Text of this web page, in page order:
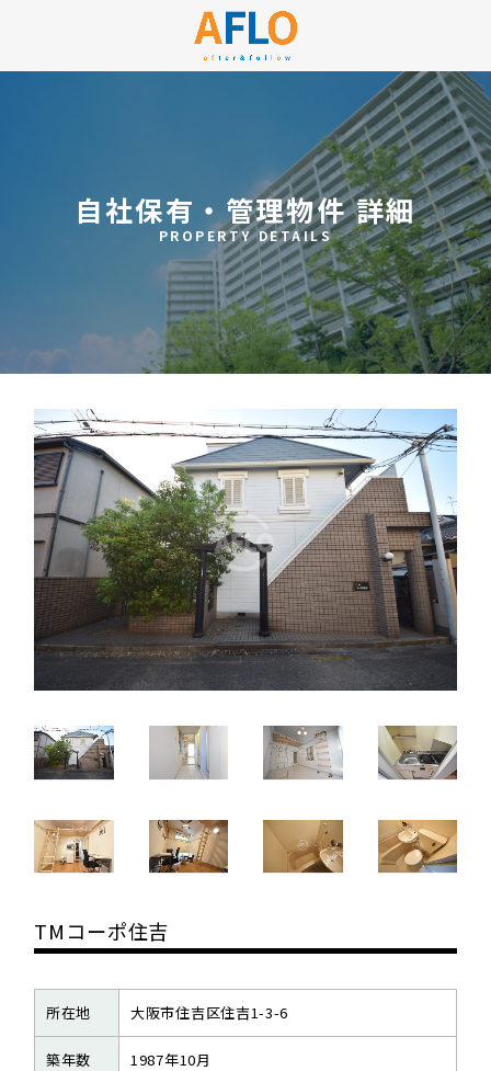
自社保有・管理物件 詳細
PROPERTY DETAILS
TMコーポ住吉
所在地 大阪市住吉区住吉1-3-6
築年数 1987年10月